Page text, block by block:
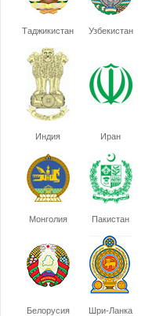
Таджикистан Узбекистан
Индия Иран
Монголия Пакистан
Белорусия Шри-Ланка